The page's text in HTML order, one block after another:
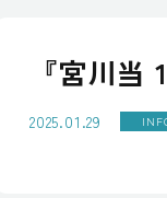
『宮川
2025.01.29